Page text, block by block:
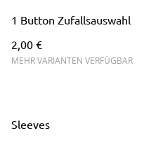
1 Button Zufallsauswahl
2,00 €
MEHR VARIANTEN VERFÜGBAR
Sleeves